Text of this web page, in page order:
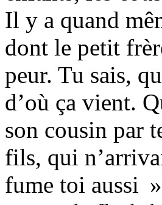
Il y a quand
dont le petit
peur. Tu sais,
d’où ça vient.
son cousin par
fils, qui
fume toi aussi